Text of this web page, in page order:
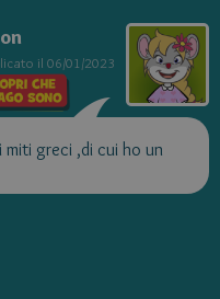
il 06/01/2023
miti greci ,di cui ho un